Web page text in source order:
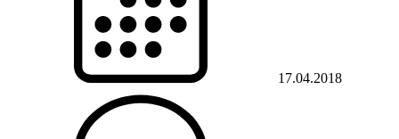
17.04.2018